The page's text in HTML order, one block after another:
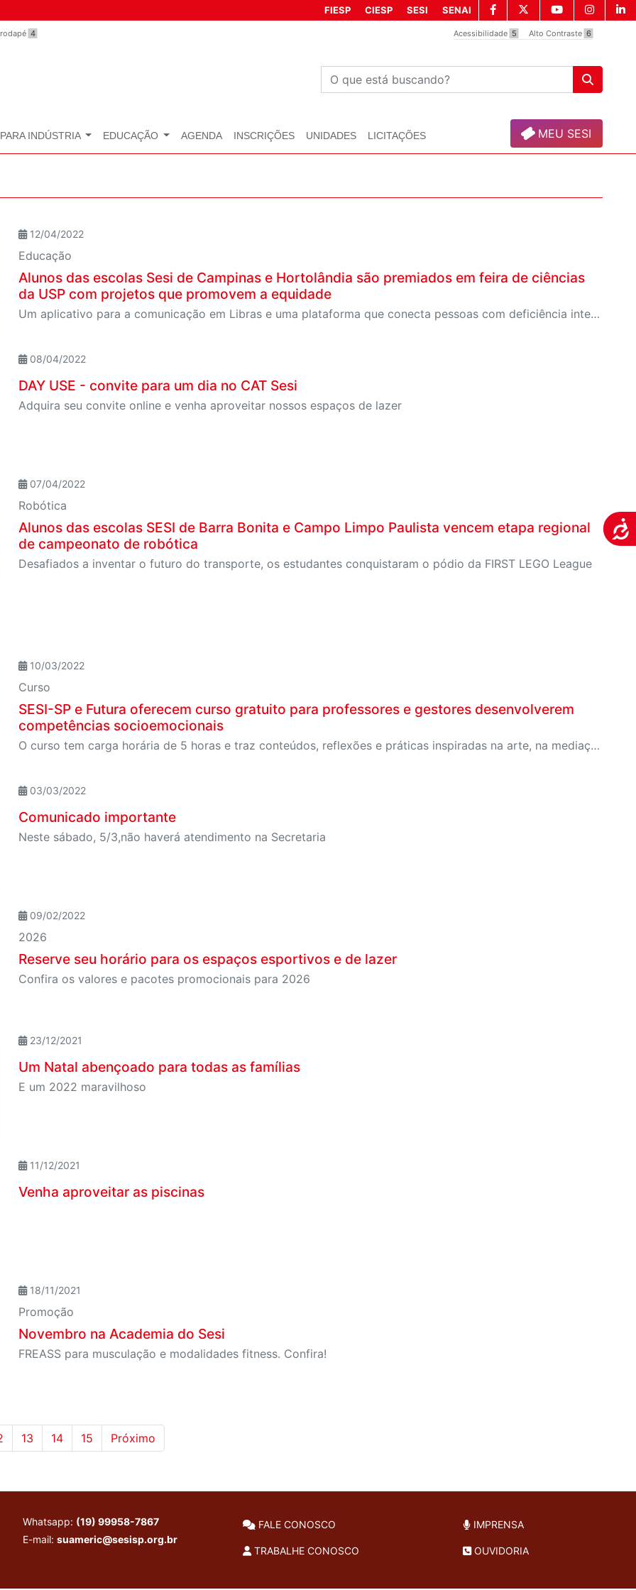
4 Acessibilidade 5 Alto Contraste 6
FIESP CIESP SESI SENAI
PARA INDÚSTRIA EDUCAÇÃO AGENDA INSCRIÇÕES UNIDADES LICITAÇÕES MEU SESI
12/04/2022
Educação
Alunos das escolas Sesi de Campinas e Hortolândia são premiados em feira de ciências
da USP com projetos que promovem a equidade
Um aplicativo para a comunicação em Libras e uma plataforma que conecta pessoas com deficiência interessadas em praticar esportes foram as soluções premiadas
08/04/2022
DAY USE - convite para um dia no CAT Sesi
Adquira seu convite online e venha aproveitar nossos espaços de lazer
07/04/2022
Robótica
Alunos das escolas SESI de Barra Bonita e Campo Limpo Paulista vencem etapa regional
de campeonato de robótica
Desafiados a inventar o futuro do transporte, os estudantes conquistaram o pódio da FIRST LEGO League
10/03/2022
Curso
SESI-SP e Futura oferecem curso gratuito para professores e gestores desenvolverem
competências socioemocionais
O curso tem carga horária de 5 horas e traz conteúdos, reflexões e práticas inspiradas na arte, na mediação e em metodologias inovadoras
03/03/2022
Comunicado importante
Neste sábado, 5/3,não haverá atendimento na Secretaria
09/02/2022
2026
Reserve seu horário para os espaços esportivos e de lazer
Confira os valores e pacotes promocionais para 2026
23/12/2021
Um Natal abençoado para todas as famílias
E um 2022 maravilhoso
11/12/2021
Venha aproveitar as piscinas
18/11/2021
Promoção
Novembro na Academia do Sesi
FREASS para musculação e modalidades fitness. Confira!
13 14 15 Próximo
Whatsapp: (19) 99958-7867
E-mail:suameric@sesisp.org.br
FALE CONOSCO
TRABALHE CONOSCO
IMPRENSA
OUVIDORIA